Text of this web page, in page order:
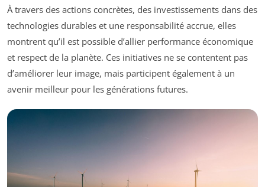
À travers des actions concrètes, des investissements dans des
technologies durables et une responsabilité accrue, elles
montrent qu’il est possible d’allier performance économique
et respect de la planète. Ces initiatives ne se contentent pas
d’améliorer leur image, mais participent également à un
avenir meilleur pour les générations futures.